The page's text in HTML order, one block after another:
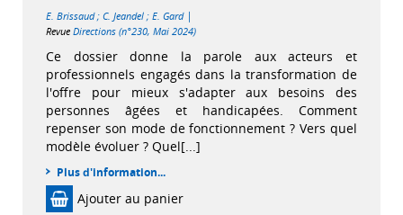
E. Brissaud; C. Jeandel ; E. Gard |
Revue Directions (n°230, Mai 2024)
Ce dossier donne la parole aux acteurs et
professionnels engagés dans la transformation de
l'offre pour mieux s'adapter aux besoins des
personnes âgées et handicapées. Comment
repenser son mode de fonctionnement ? Vers quel
modèle évoluer ? Quel[...]
Plus d'information...
Ajouter au panier